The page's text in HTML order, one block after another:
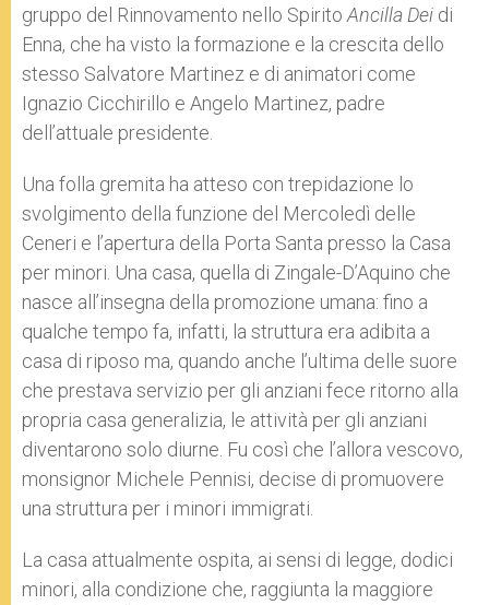
gruppo del Rinnovamento nello Spirito Ancilla Dei di
Enna, che ha visto la formazione e la crescita dello
stesso Salvatore Martinez e di animatori come
Ignazio Cicchirillo e Angelo Martinez, padre
dell’attuale presidente.
Una folla gremita ha atteso con trepidazione lo
svolgimento della funzione del Mercoledì delle
Ceneri e l’apertura della Porta Santa presso la Casa
per minori. Una casa, quella di Zingale-D’Aquino che
nasce all’insegna della promozione umana: fino a
qualche tempo fa, infatti, la struttura era adibita a
casa di riposo ma, quando anche l’ultima delle suore
che prestava servizio per gli anziani fece ritorno alla
propria casa generalizia, le attività per gli anziani
diventarono solo diurne. Fu così che l’allora vescovo,
monsignor Michele Pennisi, decise di promuovere
una struttura per i minori immigrati.
La casa attualmente ospita, ai sensi di legge, dodici
minori, alla condizione che, raggiunta la maggiore